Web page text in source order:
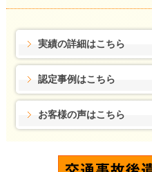
実績の詳細はこちら
認定事例はこちら
お客様の声はこちら